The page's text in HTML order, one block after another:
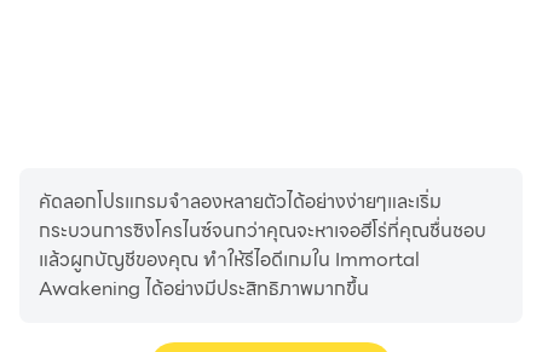
คัดลอกโปรแกรมจำลองหลายตัวได้อย่างง่ายๆและเริ่ม
กระบวนการซิงโครไนซ์จนกว่าคุณจะหาเจอฮีโร่ที่คุณชื่นชอบ
แล้วผูกบัญชีของคุณ ทำให้รีไอดีเกมใน Immortal
Awakening ได้อย่างมีประสิทธิภาพมากขึ้น